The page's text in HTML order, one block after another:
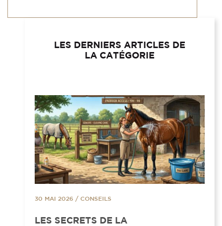
LES DERNIERS ARTICLES DE
LA CATÉGORIE
30 MAI 2026 / CONSEILS
LES SECRETS DE LA